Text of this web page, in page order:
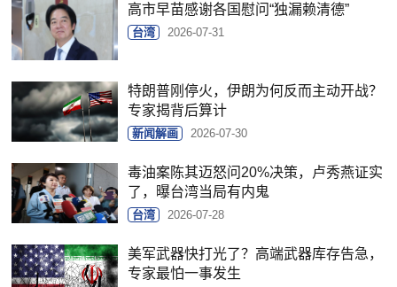
高市早苗感谢各国慰问“独漏赖清德”
台湾 2026-07-31
特朗普刚停火，伊朗为何反而主动开战？
专家揭背后算计
新闻解画 2026-07-30
毒油案陈其迈怒问20%决策，卢秀燕证实
了，曝台湾当局有内鬼
台湾 2026-07-28
美军武器快打光了？高端武器库存告急，
专家最怕一事发生